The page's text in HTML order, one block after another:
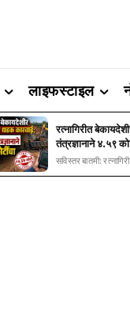
लाइफस्टाइल
रत्नागिरीत
तंत्रज्ञानाने ४.५९
सविस्तर बातमी: